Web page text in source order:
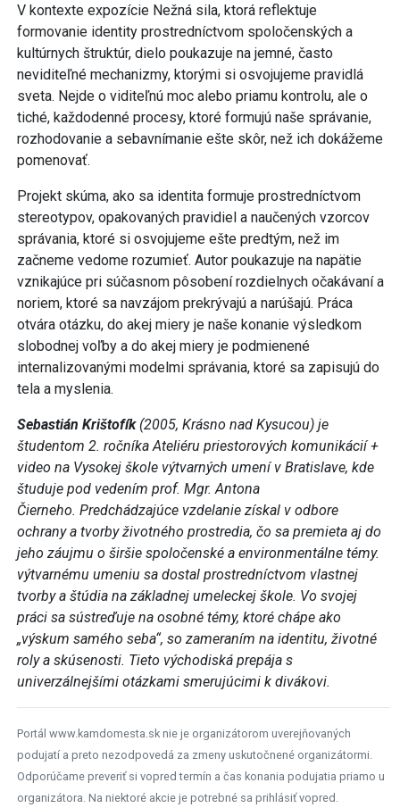
V kontexte expozície Nežná sila, ktorá reflektuje
formovanie identity prostredníctvom spoločenských a
kultúrnych štruktúr, dielo poukazuje na jemné, často
neviditeľné mechanizmy, ktorými si osvojujeme pravidlá
sveta. Nejde o viditeľnú moc alebo priamu kontrolu, ale o
tiché, každodenné procesy, ktoré formujú naše správanie,
rozhodovanie a sebavnímanie ešte skôr, než ich dokážeme
pomenovať.
Projekt skúma, ako sa identita formuje prostredníctvom
stereotypov, opakovaných pravidiel a naučených vzorcov
správania, ktoré si osvojujeme ešte predtým, než im
začneme vedome rozumieť. Autor poukazuje na napätie
vznikajúce pri súčasnom pôsobení rozdielnych očakávaní a
noriem, ktoré sa navzájom prekrývajú a narúšajú. Práca
otvára otázku, do akej miery je naše konanie výsledkom
slobodnej voľby a do akej miery je podmienené
internalizovanými modelmi správania, ktoré sa zapisujú do
tela a myslenia.
Sebastián Krištofík(2005, Krásno nad Kysucou) je
študentom 2. ročníka Ateliéru priestorových komunikácií +
video na Vysokej škole výtvarných umení v Bratislave, kde
študuje pod vedením prof. Mgr. Antona
Čierneho. Predchádzajúce vzdelanie získal v odbore
ochrany a tvorby životného prostredia, čo sa premieta aj do
jeho záujmu o širšie spoločenské a environmentálne témy.
výtvarnému umeniu sa dostal prostredníctvom vlastnej
tvorby a štúdia na základnej umeleckej škole. Vo svojej
práci sa sústreďuje na osobné témy, ktoré chápe ako
„výskum samého seba“, so zameraním na identitu, životné
roly a skúsenosti. Tieto východiská prepája s
univerzálnejšími otázkami smerujúcimi k divákovi.
Portál www.kamdomesta.sk nie je organizátorom uverejňovaných
podujatí a preto nezodpovedá za zmeny uskutočnené organizátormi.
Odporúčame preveriť si vopred termín a čas konania podujatia priamo u
organizátora. Na niektoré akcie je potrebné sa prihlásiť vopred.